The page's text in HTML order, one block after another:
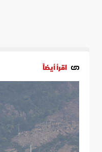
اقرأ أيضاً